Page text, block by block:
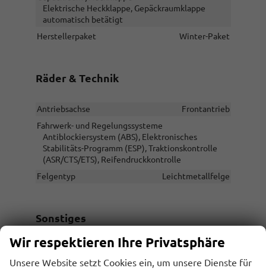
Elektrische Heckklappe, Gepäckraumklappe
automatisch betätigt
Herstellerpaket
Winter-Paket
Räder & Technik
Antriebsachse
Frontantrieb
Fahrwerk- und Regelungssysteme
Antiblockiersystem (ABS), Elektronisches
Stabilitäts-Programm (ESP), Traktionskontrolle
(ASR/CTS/ETS), Reifendruckkontrolle
Felgentyp
Leichtmetallfelge
Sonstiges
Antriebsart
Verbrennungsmotor (ICE)
Anzahl Sitzplätze
5
Wir respektieren Ihre Privatsphäre
Unsere Website setzt Cookies ein, um unsere Dienste für